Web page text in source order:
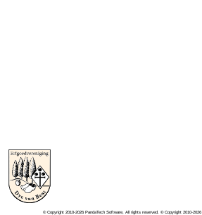
© Copyright 2010-2026 PandaTech Software, All rights reserved. © Copyright 2010-2026